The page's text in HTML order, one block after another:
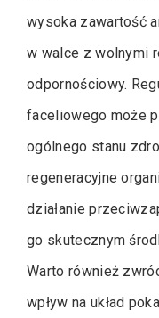
wysoka zawartość
w walce z wolnymi
odpornościowy.
faceliowego może
ogólnego stanu
regeneracyjne
działanie
go skutecznym
Warto również
wpływ na układ